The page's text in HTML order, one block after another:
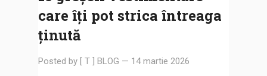
care îți pot strica întreaga
ținută
Posted by [ T ] BLOG — 14 martie 2026